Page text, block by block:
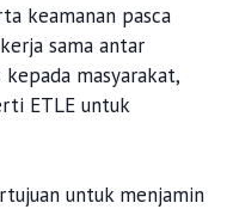
keamanan pasca
sama antar
masyarakat,
ETLE untuk
untuk menjamin